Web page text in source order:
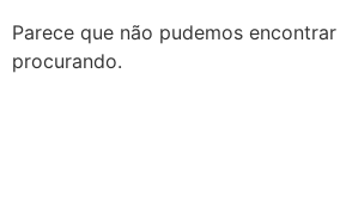
Parece que não pudemos
procurando.